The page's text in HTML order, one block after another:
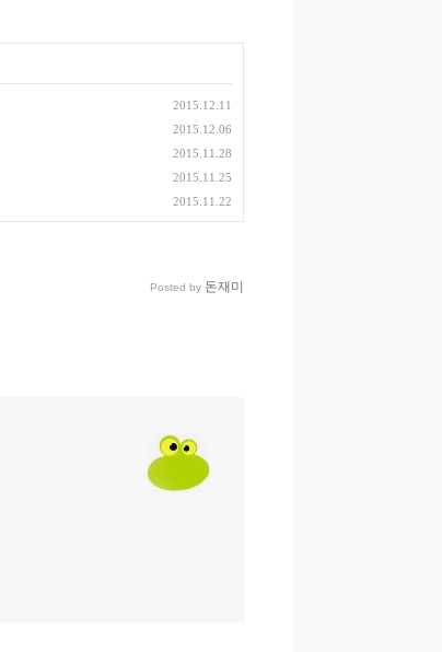
2015.12.11
2015.12.06
2015.11.28
2015.11.25
2015.11.22
Posted by 돈재미